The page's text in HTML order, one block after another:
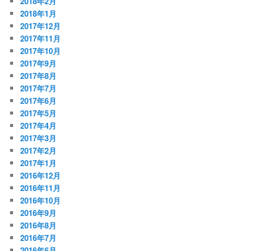
2018年1月
2017年12月
2017年11月
2017年10月
2017年9月
2017年8月
2017年7月
2017年6月
2017年5月
2017年4月
2017年3月
2017年2月
2017年1月
2016年12月
2016年11月
2016年10月
2016年9月
2016年8月
2016年7月